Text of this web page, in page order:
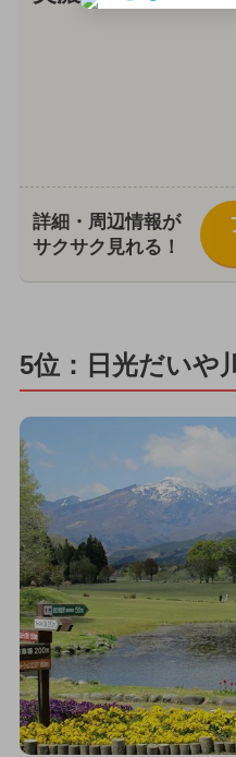
詳細・周辺情報が
サクサク見れる！
5位：日光だいや